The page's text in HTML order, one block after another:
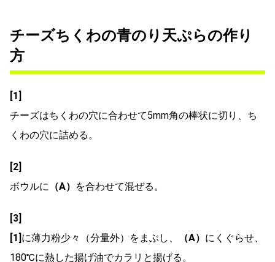
チーズちくわの青のり天ぷらの作り
方
[1]
チーズはちくわの穴に合わせて5mm角の棒状に切り、ち
くわの穴に詰める。
[2]
ボウルに
（A） を合わせて混ぜる。
[3]
[1] に薄力粉少々（分量外）をまぶし、 （A） にくぐらせ、
180℃に熱した揚げ油でカラリと揚げる。